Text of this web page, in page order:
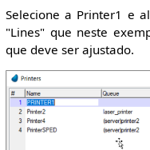
Selecione a Printer1 e
"Lines" que neste
que deve ser ajustado.